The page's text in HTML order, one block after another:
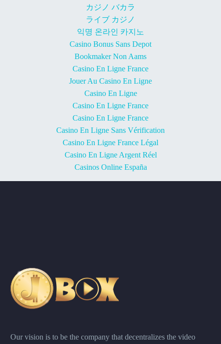
カジノ バカラ
ライブ カジノ
익명 온라인 카지노
Casino Bonus Sans Depot
Bookmaker Non Aams
Casino En Ligne France
Jouer Au Casino En Ligne
Casino En Ligne
Casino En Ligne France
Casino En Ligne France
Casino En Ligne Sans Vérification
Casino En Ligne France Légal
Casino En Ligne Argent Réel
Casinos Online España
Our vision is to be the company that decentralizes the video